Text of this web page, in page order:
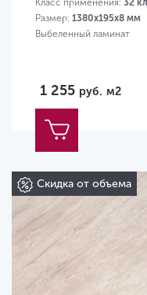
Класс применения: 32
Размер: 1380х195х8 мм
Выбеленный ламинат
1 255 руб. м2
Скидка от объема